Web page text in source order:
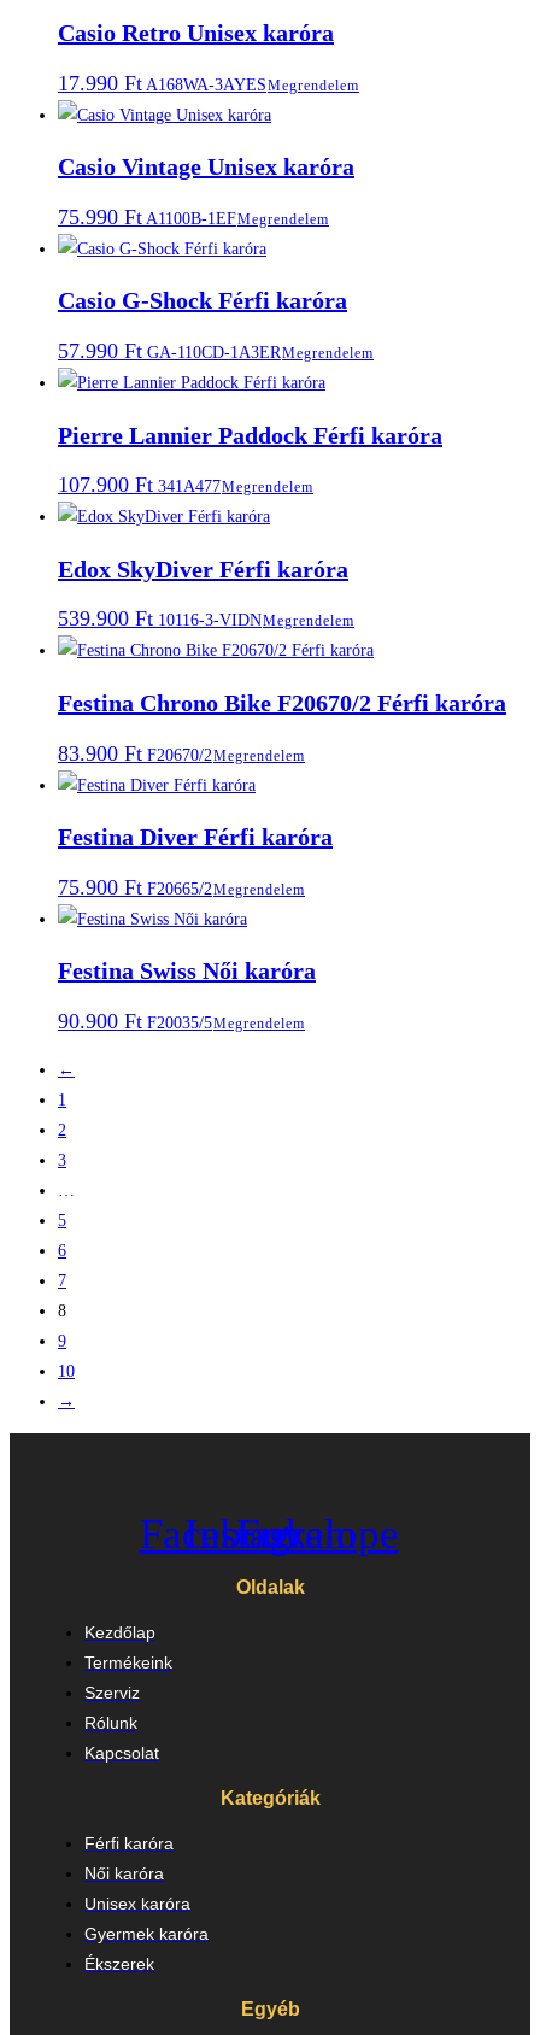
Casio Retro Unisex karóra
17.990 Ft A168WA-3AYESMegrendelem
Casio Vintage Unisex karóra
75.990 Ft A1100B-1EFMegrendelem
Casio G-Shock Férfi karóra
57.990 Ft GA-110CD-1A3ERMegrendelem
Pierre Lannier Paddock Férfi karóra
107.900 Ft 341A477Megrendelem
Edox SkyDiver Férfi karóra
539.900 Ft 10116-3-VIDNMegrendelem
Festina Chrono Bike F20670/2 Férfi karóra
83.900 Ft F20670/2Megrendelem
Festina Diver Férfi karóra
75.900 Ft F20665/2Megrendelem
Festina Swiss Női karóra
90.900 Ft F20035/5Megrendelem
←
1
2
3
5
6
7
8
9
10
→
Facebook
Instagram
Envelope
Oldalak
Kezdőlap
Termékeink
Szerviz
Rólunk
Kapcsolat
Kategóriák
Férfi karóra
Női karóra
Unisex karóra
Gyermek karóra
Ékszerek
Egyéb